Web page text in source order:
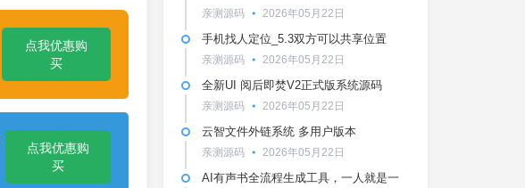
点我优惠购
买
点我优惠购
买
亲测源码 2026年05月22日
手机找人定位_5.3双方可以共享位置
亲测源码 2026年05月22日
全新UI 阅后即焚V2正式版系统源码
亲测源码 2026年05月22日
云智文件外链系统 多用户版本
亲测源码 2026年05月22日
AI有声书全流程生成工具，一人就是一